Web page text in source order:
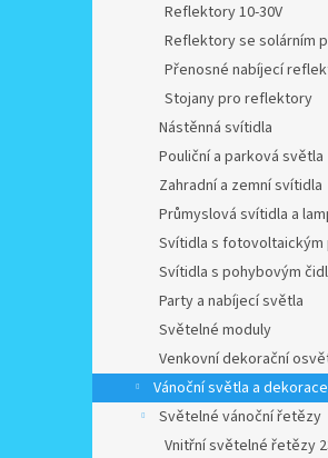
Reflektory 10-30V
Reflektory se solárním
Přenosné nabíjecí
Stojany pro reflektory
Nástěnná svítidla
Pouliční a parková světla
Zahradní a zemní svítidla
Průmyslová svítidla a
Svítidla s fotovoltaickým
Svítidla s pohybovým
Party a nabíjecí světla
Světelné moduly
Venkovní dekorační
Vánoční světla a dekorace
Světelné vánoční řetězy
Vnitřní světelné řetězy